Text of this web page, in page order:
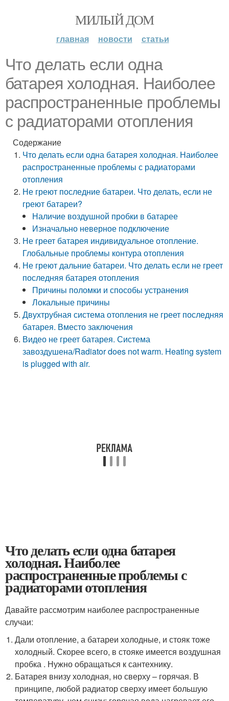
МИЛЫЙ ДОМ
главная новости статьи
Что делать если одна
батарея холодная. Наиболее
распространенные проблемы
с радиаторами отопления
Содержание
Что делать если одна батарея холодная. Наиболее
распространенные проблемы с радиаторами
отопления
Не греют последние батареи. Что делать, если не
греют батареи?
Наличие воздушной пробки в батарее
Изначально неверное подключение
Не греет батарея индивидуальное отопление.
Глобальные проблемы контура отопления
Не греют дальние батареи. Что делать если не греет
последняя батарея отопления
Причины поломки и способы устранения
Локальные причины
Двухтрубная система отопления не греет последняя
батарея. Вместо заключения
Видео не греет батарея. Система
завоздушена/Radiator does not warm. Heating system
is plugged with air.
Что делать если одна батарея
холодная. Наиболее
распространенные проблемы с
радиаторами отопления
Давайте рассмотрим наиболее распространенные
случаи:
Дали отопление, а батареи холодные, и стояк тоже
холодный. Скорее всего, в стояке имеется воздушная
пробка . Нужно обращаться к сантехнику.
Батарея внизу холодная, но сверху – горячая. В
принципе, любой радиатор сверху имеет большую